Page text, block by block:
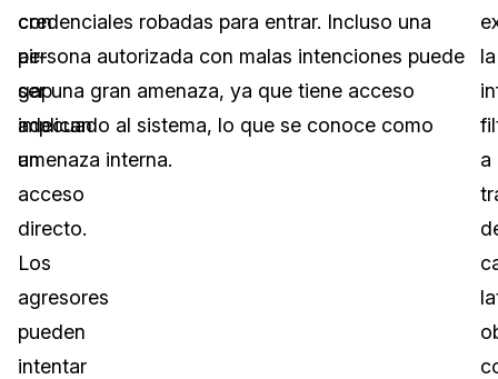
con
air-
gap
implican
un
acceso
directo.
Los
agresores
pueden
intentar
credenciales robadas para entrar. Incluso una
persona autorizada con malas intenciones puede
ser una gran amenaza, ya que tiene acceso
adecuado al sistema, lo que se conoce como
amenaza interna.
la
a